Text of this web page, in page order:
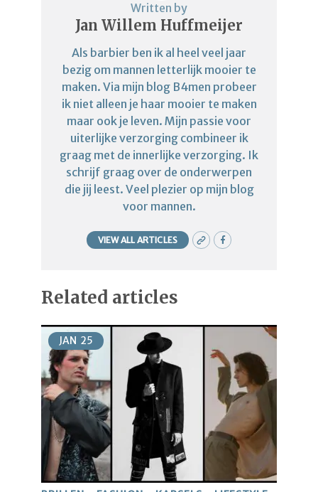
Written by
Jan Willem Huffmeijer
Als barbier ben ik al heel veel jaar
bezig om mannen letterlijk mooier te
maken. Via mijn blog B4men probeer
ik niet alleen je haar mooier te maken
maar ook je leven. Mijn passie voor
uiterlijke verzorging combineer ik
graag met de innerlijke verzorging. Ik
schrijf graag over de onderwerpen
die jij leest. Veel plezier op mijn blog
voor mannen.
VIEW ALL ARTICLES
Related articles
JAN 25